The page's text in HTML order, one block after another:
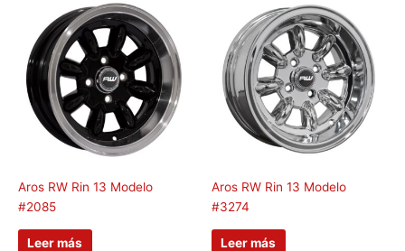
Aros RW Rin 13 Modelo
#2085
Leer más
Aros RW Rin 13 Modelo
#3274
Leer más